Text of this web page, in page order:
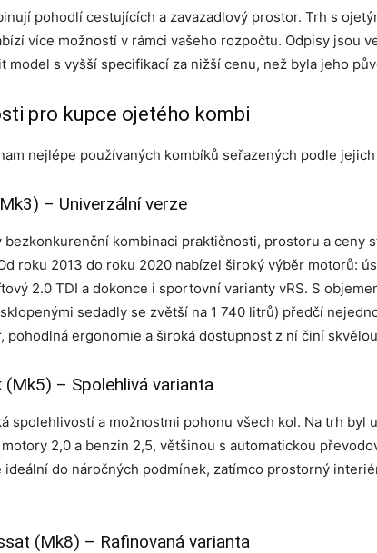
pohodlí cestujících a zavazadlový prostor. Trh s
více možností v rámci vašeho rozpočtu. Odpisy jsou
model s vyšší specifikací za nižší cenu, než byla jeho
pro kupce ojetého kombi
nejlépe používaných kombíků seřazených podle
– Univerzální verze
bezkonkurenční kombinaci praktičnosti, prostoru a ceny
roku 2013 do roku 2020 nabízel široký výběr motorů:
2.0 TDI a dokonce i sportovní varianty vRS. S
sedadly se zvětší na 1 740 litrů) předčí
pohodlná ergonomie a široká dostupnost z ní činí
(Mk5) – Spolehlivá varianta
spolehlivostí a možnostmi pohonu všech kol. Na trh byl
2,0 a benzin 2,5, většinou s automatickou
do náročných podmínek, zatímco prostorný
(Mk8) – Rafinovaná varianta